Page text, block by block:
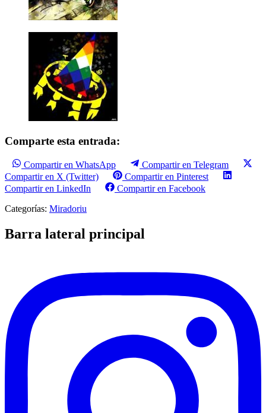
Comparte esta entrada:
Compartir en WhatsApp
Compartir en Telegram
Compartir en X (Twitter)
Compartir en Pinterest
Compartir en LinkedIn
Compartir en Facebook
Categorías: Miradoriu
Barra lateral principal